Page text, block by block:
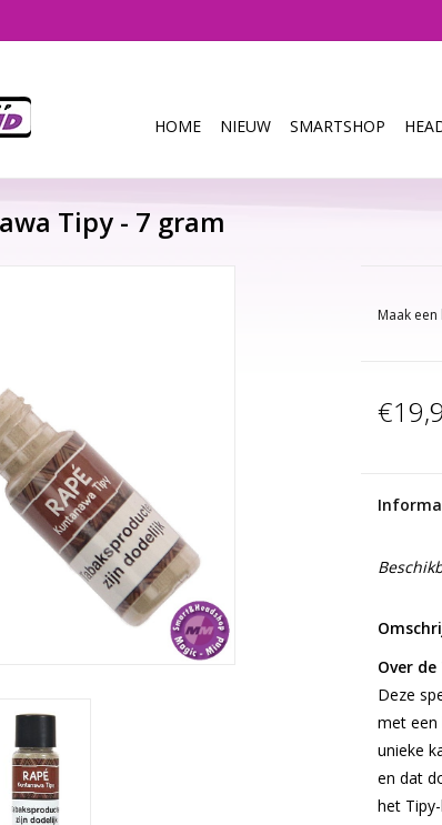
HOME NIEUW SMARTSHOP
Tipy - 7 gram
Maak een
Over
Deze
met een
unieke
en dat
het